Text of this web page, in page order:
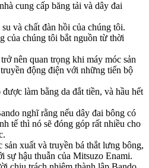
cung cấp băng tải và dây đai
và chất đàn hồi của chúng tôi.
của chúng tôi bắt nguồn từ thời
nên quan trọng khi máy móc sản
động điện với những tiến bộ
làm bằng da đắt tiền, và hầu hết
nghĩ rằng nếu dây đai bông có
tế thì nó sẽ đóng góp rất nhiều cho
sản xuất và truyền bá thắt lưng bông,
sự hậu thuẫn của Mitsuzo Enami.